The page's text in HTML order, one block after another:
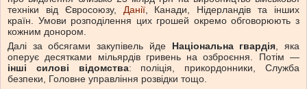
техніки від Євросоюзу, Данії, Канади, Нідерландів та інших
країн. Умови розподілення цих грошей окремо обговорюють з
кожним донором.
Далі за обсягами закупівель йде Національна гвардія, яка
оперує десятками мільярдів гривень на озброєння. Потім —
інші силові відомства: поліція, прикордонники, Служба
безпеки, Головне управління розвідки тощо.